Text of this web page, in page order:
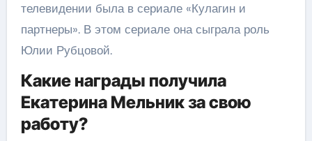
телевидении была в сериале «Кулагин и
партнеры». В этом сериале она сыграла роль
Юлии Рубцовой.
Какие награды получила
Екатерина Мельник за свою
работу?